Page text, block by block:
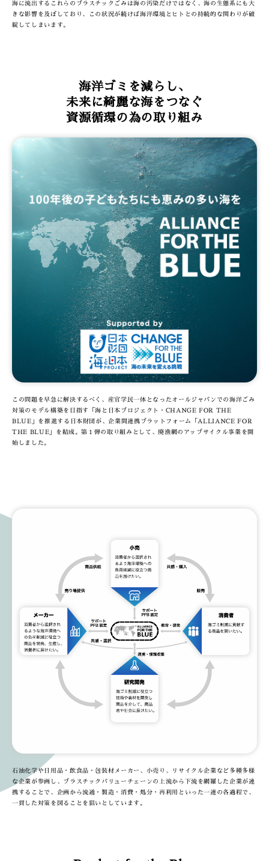
海に流出するこれらのプラスチックごみは海の汚染だけではなく、海の生態系にも大
きな影響を及ぼしており、この状況が続けば海洋環境とヒトとの持続的な関わりが破
綻してしまいます。
海洋ゴミを減らし、
未来に綺麗な海をつなぐ
資源循環の為の取り組み
この問題を早急に解決するべく、産官学民一体となったオールジャパンでの海洋ごみ
対策のモデル構築を目指す「海と日本プロジェクト・CHANGE FOR THE
BLUE」を推進する日本財団が、企業間連携プラットフォーム「ALLIANCE FOR
THE BLUE」を結成。第１弾の取り組みとして、廃漁網のアップサイクル事業を開
始しました。
石油化学や日用品・飲食品・包装材メーカー、小売り、リサイクル企業など多種多様
な企業が参画し、プラスチックバリューチェーンの上流から下流を網羅した企業が連
携することで、企画から流通・製造・消費・処分・再利用といった一連の各過程で、
一貫した対策を図ることを狙いとしています。